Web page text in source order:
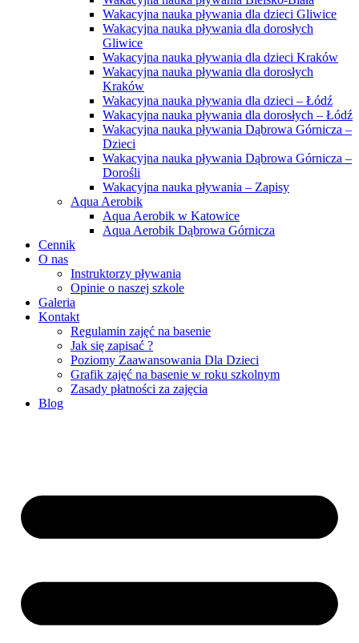
Wakacyjna nauka pływania dla dzieci Gliwice
Wakacyjna nauka pływania dla dorosłych
Gliwice
Wakacyjna nauka pływania dla dzieci Kraków
Wakacyjna nauka pływania dla dorosłych
Kraków
Wakacyjna nauka pływania dla dzieci – Łódź
Wakacyjna nauka pływania dla dorosłych – Łódź
Wakacyjna nauka pływania Dąbrowa Górnicza –
Dzieci
Wakacyjna nauka pływania Dąbrowa Górnicza –
Dorośli
Wakacyjna nauka pływania – Zapisy
Aqua Aerobik
Aqua Aerobik w Katowice
Aqua Aerobik Dąbrowa Górnicza
Cennik
O nas
Instruktorzy pływania
Opinie o naszej szkole
Galeria
Kontakt
Regulamin zajęć na basenie
Jak się zapisać ?
Poziomy Zaawansowania Dla Dzieci
Grafik zajęć na basenie w roku szkolnym
Zasady płatności za zajęcia
Blog